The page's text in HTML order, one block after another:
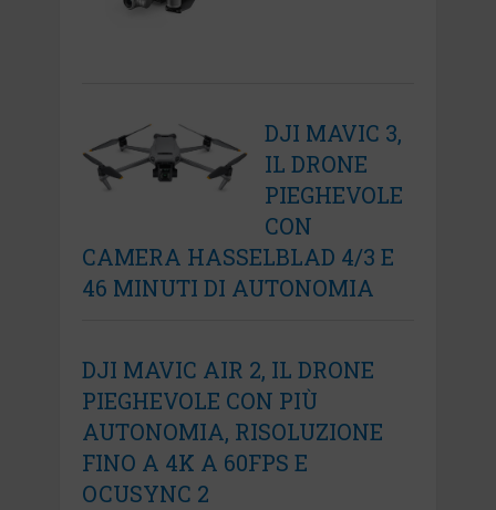
DJI MAVIC 3,
IL DRONE
PIEGHEVOLE
CON
CAMERA HASSELBLAD 4/3 E
46 MINUTI DI AUTONOMIA
DJI MAVIC AIR 2, IL DRONE
PIEGHEVOLE CON PIÙ
AUTONOMIA, RISOLUZIONE
FINO A 4K A 60FPS E
OCUSYNC 2